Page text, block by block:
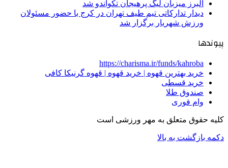
البرز میزبان لیگ پرهیجان تکواندو شد
دیدار تدارکاتی تیم طیف تهران در کرج با حضور مسئولان
ورزش شهریار برگزار شد
پیوندها
https://charisma.ir/funds/kahroba
خرید بهترین قهوه | خرید قهوه | قهوه گرنیکا کافی
خرید قسطی
صندوق طلا
وام فوری
کلیه حقوق متعلق به مهر ورزشی است
دکمه بازگشت به بالا